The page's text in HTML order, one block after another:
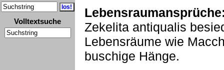
Volltextsuche
Zekelita antiqualis
Lebensräume wie
buschige Hänge.